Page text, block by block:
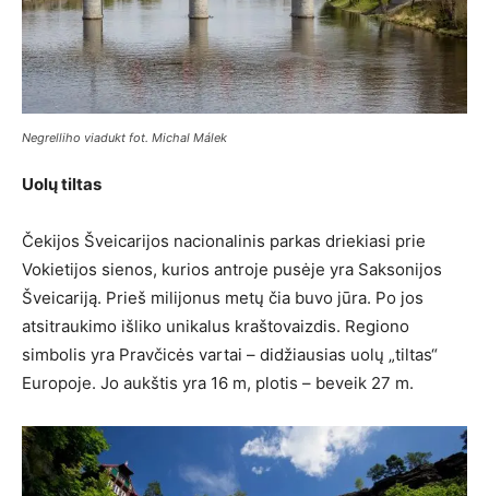
Negrelliho viadukt fot. Michal Málek
Uolų tiltas
Čekijos Šveicarijos nacionalinis parkas driekiasi prie
Vokietijos sienos, kurios antroje pusėje yra Saksonijos
Šveicariją. Prieš milijonus metų čia buvo jūra. Po jos
atsitraukimo išliko unikalus kraštovaizdis. Regiono
simbolis yra Pravčicės vartai – didžiausias uolų „tiltas“
Europoje. Jo aukštis yra 16 m, plotis – beveik 27 m.